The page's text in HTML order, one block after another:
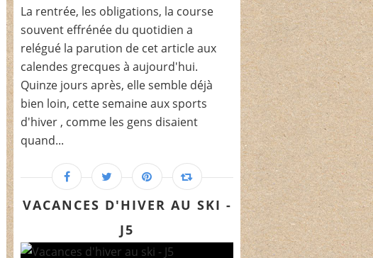
La rentrée, les obligations, la course
souvent effrénée du quotidien a
relégué la parution de cet article aux
calendes grecques à aujourd'hui.
Quinze jours après, elle semble déjà
bien loin, cette semaine aux sports
d'hiver , comme les gens disaient
quand...
VACANCES D'HIVER AU SKI -
J5